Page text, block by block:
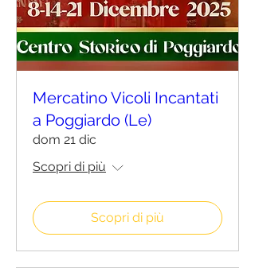
Mercatino Vicoli Incantati
a Poggiardo (Le)
dom 21 dic
Scopri di più
Scopri di più